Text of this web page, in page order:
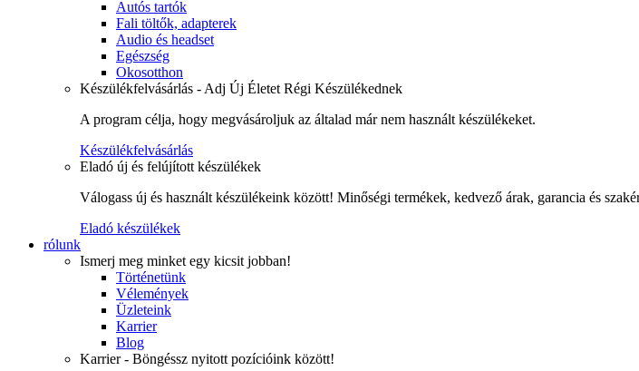
Autós tartók
Fali töltők, adapterek
Audio és headset
Egészség
Okosotthon
Készülékfelvásárlás - Adj Új Életet Régi Készülékednek
A program célja, hogy megvásároljuk az általad már nem használt készülékeket.
Készülékfelvásárlás
Eladó új és felújított készülékek
Válogass új és használt készülékeink között! Minőségi termékek, kedvező árak, garancia és
Eladó készülékek
rólunk
Ismerj meg minket egy kicsit jobban!
Történetünk
Vélemények
Üzleteink
Karrier
Blog
Karrier - Böngéssz nyitott pozícióink között!